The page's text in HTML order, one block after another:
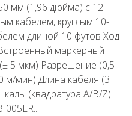
мм (1,96 дюйма) с 12-
кабелем, круглым 10-
длиной 10 футов Ход
маркерный
5 мкм) Разрешение (0,5
м/мин) Длина кабеля (3
(квадратура A/B/Z)